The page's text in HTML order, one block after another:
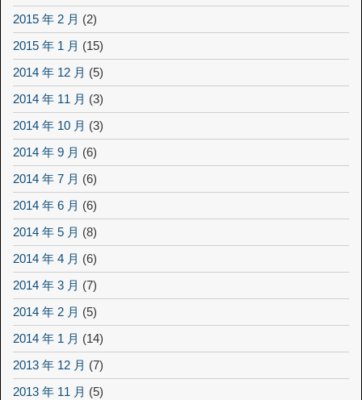
2015 年 2 月 (2)
2015 年 1 月 (15)
2014 年 12 月 (5)
2014 年 11 月 (3)
2014 年 10 月 (3)
2014 年 9 月 (6)
2014 年 7 月 (6)
2014 年 6 月 (6)
2014 年 5 月 (8)
2014 年 4 月 (6)
2014 年 3 月 (7)
2014 年 2 月 (5)
2014 年 1 月 (14)
2013 年 12 月 (7)
2013 年 11 月 (5)